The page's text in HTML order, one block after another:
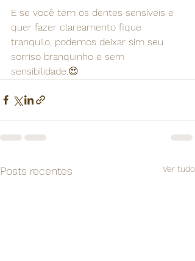
E se você tem os dentes sensíveis e
quer fazer clareamento fique
tranquilo, podemos deixar sim seu
sorriso branquinho e sem
sensibilidade.😍
Posts recentes Ver tudo